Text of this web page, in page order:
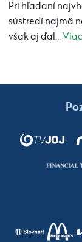
Pri hľadaní
sústredí najmä
však aj ďal...Viac